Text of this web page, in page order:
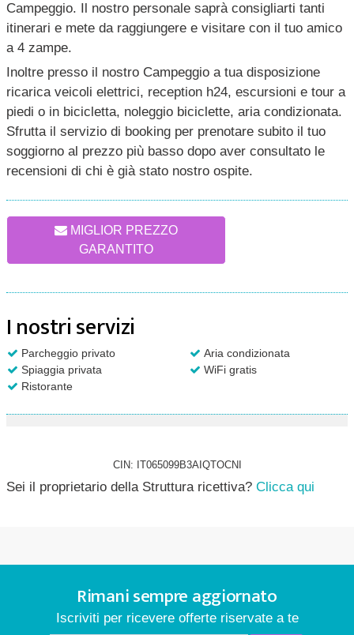
Campeggio. Il nostro personale saprà consigliarti tanti
itinerari e mete da raggiungere e visitare con il tuo amico
a 4 zampe.
Inoltre presso il nostro Campeggio a tua disposizione
ricarica veicoli elettrici, reception h24, escursioni e tour a
piedi o in bicicletta, noleggio biciclette, aria condizionata.
Sfrutta il servizio di booking per prenotare subito il tuo
soggiorno al prezzo più basso dopo aver consultato le
recensioni di chi è già stato nostro ospite.
MIGLIOR PREZZO
GARANTITO
I nostri servizi
Parcheggio privato
Aria condizionata
Spiaggia privata
WiFi gratis
Ristorante
CIN: IT065099B3AIQTOCNI
Sei il proprietario della Struttura ricettiva? Clicca qui
Rimani sempre aggiornato
Iscriviti per ricevere offerte riservate a te